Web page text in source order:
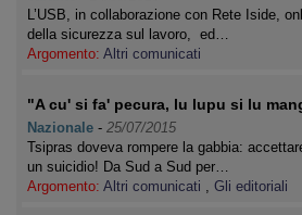
L’USB, in collaborazione con Rete Iside,
della sicurezza sul lavoro, ed…
Argomento: Altri comunicati
"A cu' si fa' pecura, lu lupu si lu
Nazionale - 25/07/2015
Tsipras doveva rompere la gabbia:
un suicidio! Da Sud a Sud per…
Argomento: Altri comunicati , Gli editoriali